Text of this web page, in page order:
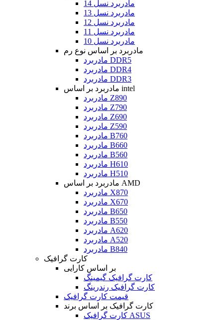
مادربرد نسل 14
مادربرد نسل 13
مادربرد نسل 12
مادربرد نسل 11
مادربرد نسل 10
مادربرد بر اساس نوع رم
مادربرد DDR5
مادربرد DDR4
مادربرد DDR3
مادربرد بر اساس intel
مادربرد Z890
مادربرد Z790
مادربرد Z690
مادربرد Z590
مادربرد B760
مادربرد B660
مادربرد B560
مادربرد H610
مادربرد H510
مادربرد بر اساس AMD
مادربرد X870
مادربرد X670
مادربرد B650
مادربرد B550
مادربرد A620
مادربرد A520
مادربرد B840
کارت گرافیک
بر اساس کارایی
کارت گرافیک گیمینگ
کارت گرافیک رندرینگ
قیمت کارت گرافیک
کارت گرافیک بر اساس برند
کارت گرافیک ASUS